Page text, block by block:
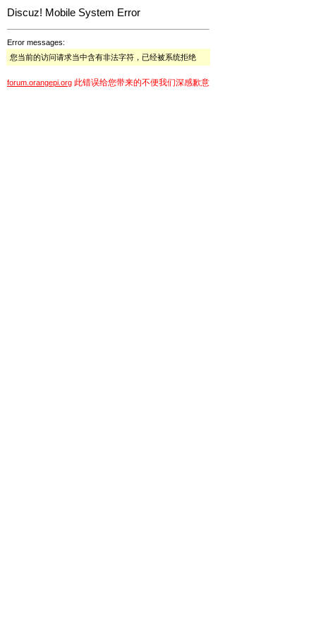
Discuz! Mobile System Error
Error messages:
您当前的访问请求当中含有非法字符，已经被系统拒绝
forum.orangepi.org 此错误给您带来的不便我们深感歉意